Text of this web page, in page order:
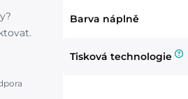
Barva náplně
Tisková technologie